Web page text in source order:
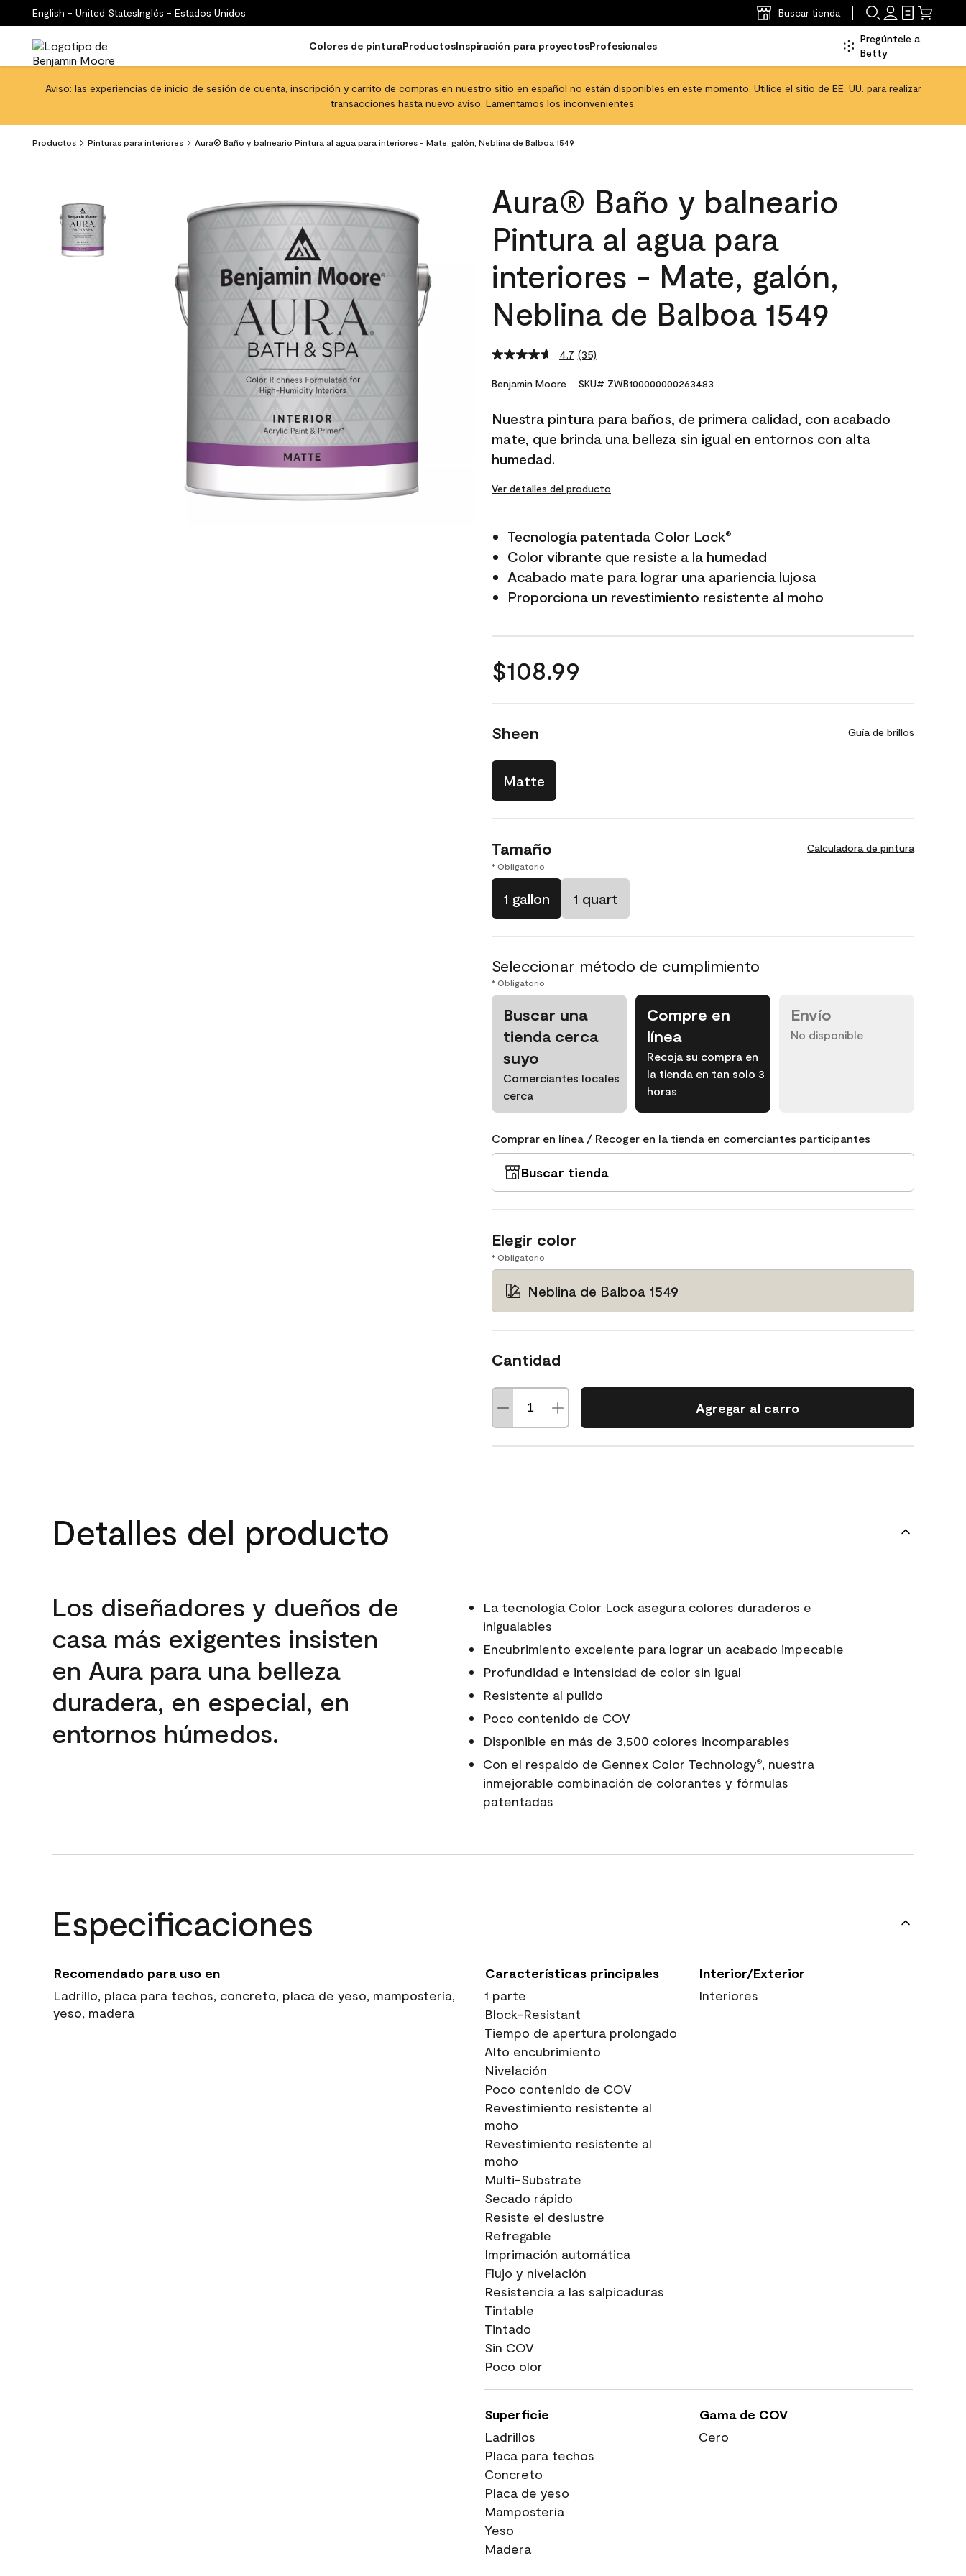
English - United StatesInglés - Estados Unidos Buscar tienda
Colores de pinturaProductosInspiración para proyectosProfesionales
Pregúntele a
Betty
Aviso: las experiencias de inicio de sesión de cuenta, inscripción y carrito de compras en nuestro sitio en español no están disponibles en este momento. Utilice el sitio de EE. UU. para realizar
transacciones hasta nuevo aviso. Lamentamos los inconvenientes.
Productos Pinturas para interiores Aura® Baño y balneario Pintura al agua para interiores - Mate, galón, Neblina de Balboa 1549
Aura® Baño y balneario
Pintura al agua para
interiores - Mate, galón,
Neblina de Balboa 1549
4.7 Read
Reviews.
link.
(35)
Benjamin Moore SKU# ZWB100000000263483
Nuestra pintura para baños, de primera calidad, con acabado
mate, que brinda una belleza sin igual en entornos con alta
humedad.
Ver detalles del producto
Tecnología patentada Color Lock®
Color vibrante que resiste a la humedad
Acabado mate para lograr una apariencia lujosa
Proporciona un revestimiento resistente al moho
$108.99
Sheen Guía de brillos
Matte
Tamaño Calculadora de pintura
* Obligatorio
1 gallon 1 quart
Seleccionar método de cumplimiento
* Obligatorio
Buscar una
tienda cerca
suyo
Comerciantes locales
cerca
Compre en
línea
Recoja su compra en
la tienda en tan solo 3
horas
Envío
No disponible
Comprar en línea / Recoger en la tienda en comerciantes participantes
Buscar tienda
Elegir color
* Obligatorio
Neblina de Balboa 1549
Cantidad
Agregar al carro
Detalles del producto
Los diseñadores y dueños de
casa más exigentes insisten
en Aura para una belleza
duradera, en especial, en
entornos húmedos.
La tecnología Color Lock asegura colores duraderos e
inigualables
Encubrimiento excelente para lograr un acabado impecable
Profundidad e intensidad de color sin igual
Resistente al pulido
Poco contenido de COV
Disponible en más de 3,500 colores incomparables
Con el respaldo de Gennex Color Technology®, nuestra
inmejorable combinación de colorantes y fórmulas
patentadas
Especificaciones
Recomendado para uso en
Ladrillo, placa para techos, concreto, placa de yeso, mampostería,
yeso, madera
Características principales
1 parte
Block-Resistant
Tiempo de apertura prolongado
Alto encubrimiento
Nivelación
Poco contenido de COV
Revestimiento resistente al
moho
Revestimiento resistente al
moho
Multi-Substrate
Secado rápido
Resiste el deslustre
Refregable
Imprimación automática
Flujo y nivelación
Resistencia a las salpicaduras
Tintable
Tintado
Sin COV
Poco olor
Interior/Exterior
Interiores
Superficie
Ladrillos
Placa para techos
Concreto
Placa de yeso
Mampostería
Yeso
Madera
Gama de COV
Cero